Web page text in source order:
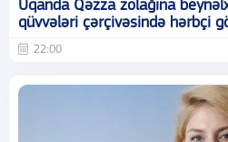
Uqanda Qəzza zolağına
qüvvələri çərçivəsində hərbçi
22:00